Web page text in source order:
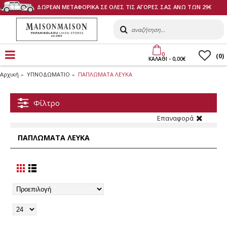
ΔΩΡΕΑΝ ΜΕΤΑΦΟΡΙΚΑ ΣΕ ΟΛΕΣ ΤΙΣ ΑΓΟΡΕΣ ΣΑΣ ΑΝΩ ΤΩΝ 29€
0
ΚΑΛΑΘI - 0,00€ (0)
Αρχική ΥΠΝΟΔΩΜΑΤΙΟ ΠΑΠΛΩΜΑΤΑ ΛΕΥΚΑ
Φίλτρο
Επαναφορά
ΠΑΠΛΩΜΑΤΑ ΛΕΥΚΑ